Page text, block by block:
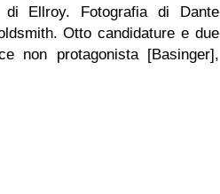
Ellroy. Fotografia di Dante
Otto candidature e due
non protagonista [Basinger],